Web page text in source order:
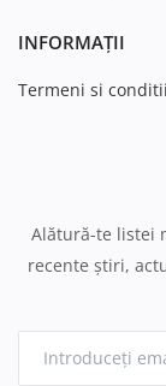
INFORMAȚII
Termeni si conditii
Alătură-te listei
recente știri,